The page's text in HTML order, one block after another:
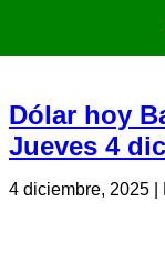
Dólar hoy
Jueves 4
4 diciembre, 2025